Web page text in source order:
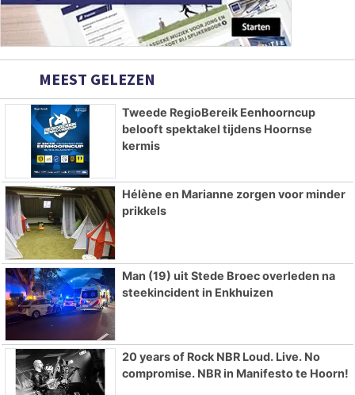
MEEST GELEZEN
Tweede RegioBereik Eenhoorncup
belooft spektakel tijdens Hoornse
kermis
Hélène en Marianne zorgen voor minder
prikkels
Man (19) uit Stede Broec overleden na
steekincident in Enkhuizen
20 years of Rock NBR Loud. Live. No
compromise. NBR in Manifesto te Hoorn!